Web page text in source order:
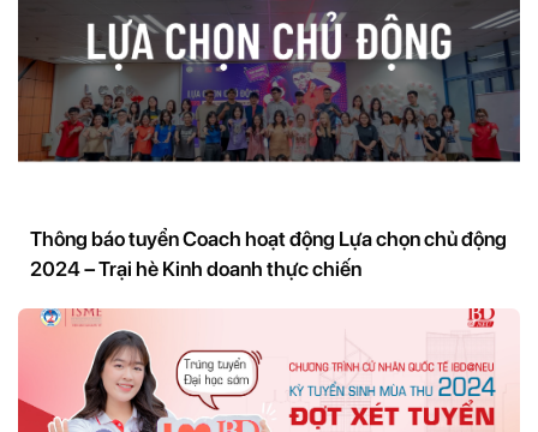
Thông báo tuyển Coach hoạt động Lựa chọn chủ động
2024 – Trại hè Kinh doanh thực chiến